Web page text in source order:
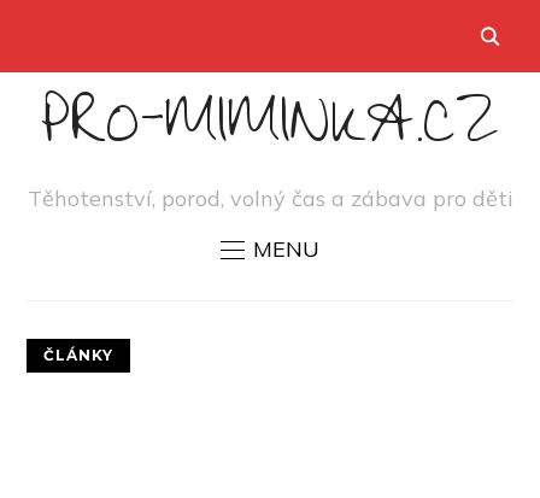
PRO-MIMINKA.CZ
Těhotenství, porod, volný čas a zábava pro děti
MENU
ČLÁNKY